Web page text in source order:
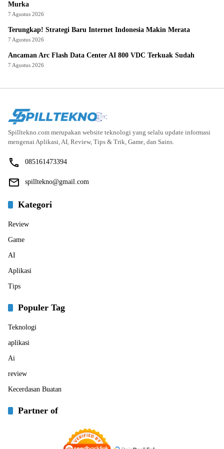
Murka
7 Agustus 2026
Terungkap! Strategi Baru Internet Indonesia Makin Merata
7 Agustus 2026
Ancaman Arc Flash Data Center AI 800 VDC Terkuak Sudah
7 Agustus 2026
Spilltekno.com merupakan website teknologi yang selalu update informasi
mengenai Aplikasi, AI, Review, Tips & Trik, Game, dan Sains.
085161473394
spilltekno@gmail.com
Kategori
Review
Game
AI
Aplikasi
Tips
Populer Tag
Teknologi
aplikasi
Ai
review
Kecerdasan Buatan
Partner of